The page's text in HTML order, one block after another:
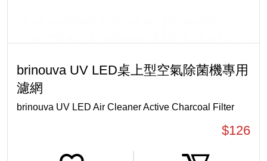
brinouva UV LED桌上型空氣除菌機專用
濾網
brinouva UV LED Air Cleaner Active Charcoal Filter
$126